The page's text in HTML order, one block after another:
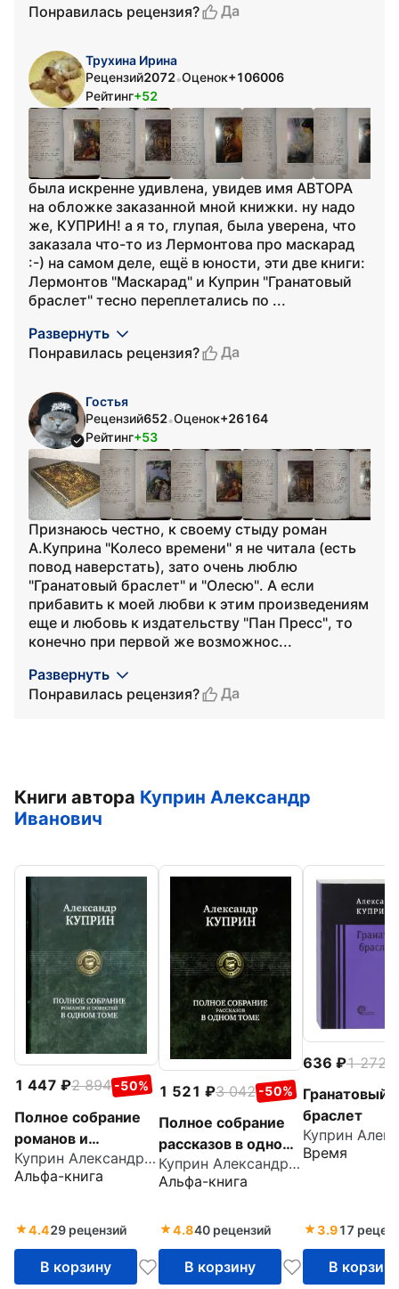
Понравилась рецензия? Да
Трухина Ирина
Рецензий2072•Оценок+106006
Рейтинг+52
была искренне удивлена, увидев имя АВТОРА
на обложке заказанной мной книжки. ну надо
же, КУПРИН! а я то, глупая, была уверена, что
заказала что-то из Лермонтова про маскарад
:-) на самом деле, ещё в юности, эти две книги:
Лермонтов "Маскарад" и Куприн "Гранатовый
браслет" тесно переплетались по ...
Развернуть
Понравилась рецензия?
Да
Гостья
Рецензий652•Оценок+26164
Рейтинг+53
Признаюсь честно, к своему стыду роман
А.Куприна "Колесо времени" я не читала (есть
повод наверстать), зато очень люблю
"Гранатовый браслет" и "Олесю". А если
прибавить к моей любви к этим произведениям
еще и любовь к издательству "Пан Пресс", то
конечно при первой же возможнос...
Развернуть
Понравилась рецензия?
Да
Книги автора Куприн Александр
Иванович
1 447 2 894 -50%
Полное собрание
романов и
повестей в одном
томе
Куприн Александр Иванович
Альфа-книга
4.429 рецензий
В корзину
1 521 3 042 -50%
Полное собрание
рассказов в одном
томе
Куприн Александр Иванович
Альфа-книга
4.840 рецензий
В корзину
636 1 272
Гранатовый
браслет
Время
3.917
В корзину